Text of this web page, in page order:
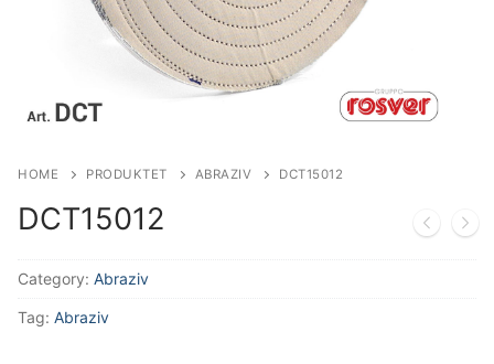
HOME PRODUKTET ABRAZIV DCT15012
DCT15012
Category: Abraziv
Tag: Abraziv